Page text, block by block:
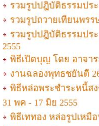
รวมรูปปฎิบัติธรรมปร
รวมรูปถวายเทียนพรร
รวมรูปปฎิบัติธรรมปร
2555
พิธีเปิดบุญ โดย อาจา
งานฉลองพุทธชยันตี
พิธีหล่อพระชำระหนี้ส
31 พค - 17 มิย 2555
พิธีเททอง หล่อรูปเห